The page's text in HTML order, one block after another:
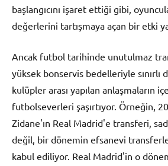
başlangıcını işaret ettiği gibi,
değerlerini tartışmaya açan bir etki
Ancak futbol tarihinde unutulmaz
yüksek bonservis bedelleriyle sınırlı
kulüpler arası yapılan anlaşmaların
futbolseverleri şaşırtıyor. Örneğin,
Zidane'ın Real Madrid'e transferi,
değil, bir dönemin efsanevi
kabul ediliyor. Real Madrid'in o